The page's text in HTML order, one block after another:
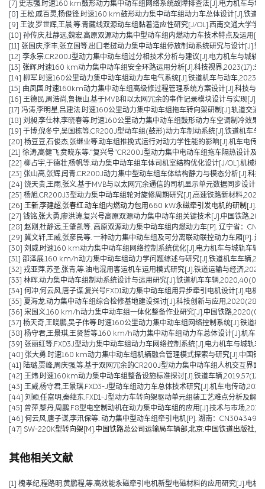
[7] 史志强.时速160 km鼓形动力集中动车组网络系统故障排查法[J].电力机车与城
[8] 王松,戚百灵,杨俊锋.时速160 km鼓形动力集中动车组动力车总体设计[J].铁道
[9] 王波,罗世辉,王晨,等.青藏线双源动车组黏着适应性研究[J/OL].西南交通大
[10] 孙传庆,杜静远,魏宏.高原双源动力集中型动车组内燃动力车技术特点及运用
[11] 张国庆,李丰,张立国等.出口老挝动力集中动车组停放制动系统研究与设计[J].
[12] 李永宗.CR200J型动力集中动车组过分相技术分析与建议[J].电力机车与城轨
[13] 张辉.时速160 km动力集中动车组安全环路运用分析[J].科技视界
[14] 柳军.时速160公里动力集中动车组动力车电气系统[J].铁道机车与动车
[15] 曲凤国.时速160km动力集中动车组高级修过程管理系统方案设计[J].科技与
[16] 王德民,周浩尚,鲁振山.基于MVB和以太网冗余的事件记录模块设计与实现[J].
[17] 冯涛,李明星,吕建法.时速160公里动力集中动车组拖车转向架研制[J].轨道交
[18] 刘昶,李仕林,李晓春等.时速160公里动力集中动车组鼓形动力车空调制冷效
[19] 于博,倪冬宁,吴国栋等.CR200J型动车组(鼓形)动力车制动系统[J].铁道机车
[20] 杨豆豆,石俊杰,张继业等.动车组推挽式运行对动力学性能的影响[J].机车电传
[21] 徐涛,高健飞,贲晓东等.“复兴号”CR200J型动力集中电动车组拖车隔热设计
[22] 柳占宇,于德壮,杨帆等.动力集中动车组车体司机室结构优化设计[J/OL].机械科
[23] 张山高,张辉,闫青.CR200J动力集中型动车组车体结构静力与模态分析[J].科技
[24] 饶天贵,王雨,张义.基于MVB与以太网冗余通信的司机显示单元数据同步设计
[25] 杨旭.CR200J3型动力集中动车组轮对旋修周期研究[J].高速铁路新材料
[26] 王新,李建超,张春红.动车组内燃动力包用660 kW永磁牵引发电机的研制[J].
[27] 钱铭,张大勇,廖洪涛.复兴号高原双源动力集中动车组关键技术[J].中国铁路
[28] 赵刚,杜静远,王肇凯等. 高原双源动力集中动车组内燃动力车[P]. 辽宁省：
[29] 冀文轩,王威,张彦民等. 一种动力集中动车组及可分离联动联控动力车厢[P].
[30] 刘威.时速160 km动力集中动车组网络控制系统优化[J].电力机车与城轨车
[31] 邵泽展.160 km/h动力集中动车组动力学问题综述与研究[J].铁道机车车辆
[32] 戎亚萍,苏圣,张青,等.油电混用客运机车运用模式研究[J].铁道运输与经济
[33] 林晖.动力集中动车组制动系统设计与运用研究[J].铁道机车车辆
[34] 何冲,何云风,唐子谋.复兴号FXD1动力集中动车组用异步牵引电机设计[J].电
[35] 夏海龙.动力集中动车组综合检修基地建设探讨[J].科技创新与应用
[36] 宋国义.160 km/h动力集中动车组一体化整备作业研究[J].中国铁路
[37] 杨天奇,王晓鹏,吴子伟等.时速160公里动力集中动车组网络控制系统[J].铁道
[38] 杨守君,王景琪,王贤哲等.160 km/h动力集中动车组动力车总体设计[J].机车
[39] 张丽红等.FXD3J型动力集中动车组动力车网络控制系统[J].电力机车与城轨
[40] 张大勇.时速160 km动力集中动车组机辆融合管理模式探索与研究[J].中国
[41] 陆璐,贾峰,周庆强,等.基于双网冗余的CR200J型动力集中动车组人机交互界
[42] 王炜.时速160km动力集中动车组整备设施标准探讨[J].铁道车辆
[43] 王威,杨守君,王景琪.FXD3-J型动车组动力车总体技术研究[J].机车电传动
[44] 刘颖,任富明,秦继东.FXD1-J型动力车转向架驱动单元组装工艺难点分析及
[45] 曾萍,黎丹,周鹏.F8型电空制动机在动力集中动车组的应用[J].技术与市场
[46] 何云风,唐子谋,李汛保等. 动力集中型动车组牵引电机[P]. 湖南：
[47] SW-220K型转向架[M].中国铁路总公司运输局车辆部,北京:中国铁道出版社
其他相关文献
[1] 槐孝纪,程路明,黄鹏程,等.高效能永磁牵引电机新型电磁材料的应用研究[J].电